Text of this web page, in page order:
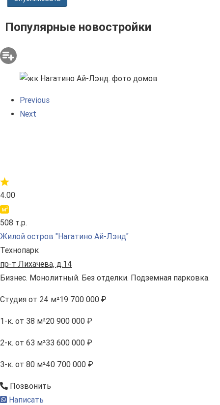
Популярные новостройки
Previous
Next
4.00
508 т.р.
Жилой остров "Нагатино Ай-Лэнд"
Технопарк
пр-т Лихачева, д.14
Бизнес. Монолитный. Без отделки. Подземная парковка.
Студия от 24 м²19 700 000 ₽
1-к. от 38 м²20 900 000 ₽
2-к. от 63 м²33 600 000 ₽
3-к. от 80 м²40 700 000 ₽
Позвонить
Написать